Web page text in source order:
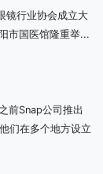
镜行业协会成立大
市国医馆隆重举...
前Snap公司推出
们在多个地方设立